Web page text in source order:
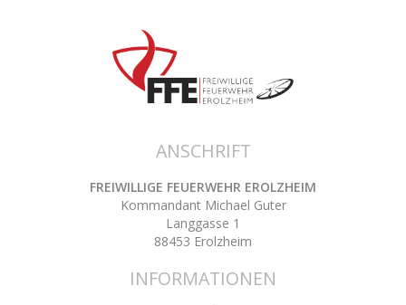
ANSCHRIFT
FREIWILLIGE FEUERWEHR EROLZHEIM
Kommandant Michael Guter
Langgasse 1
88453 Erolzheim
INFORMATIONEN